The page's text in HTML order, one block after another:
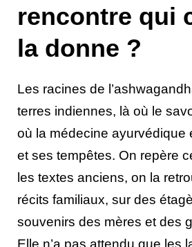
rencontre qui
la donne ?
Les racines de
terres indiennes, là où le
où la médecine ayurvédique
et ses tempêtes. On repère
les textes anciens, on la
récits familiaux, sur des
souvenirs des mères et des
Elle n’a pas attendu que les